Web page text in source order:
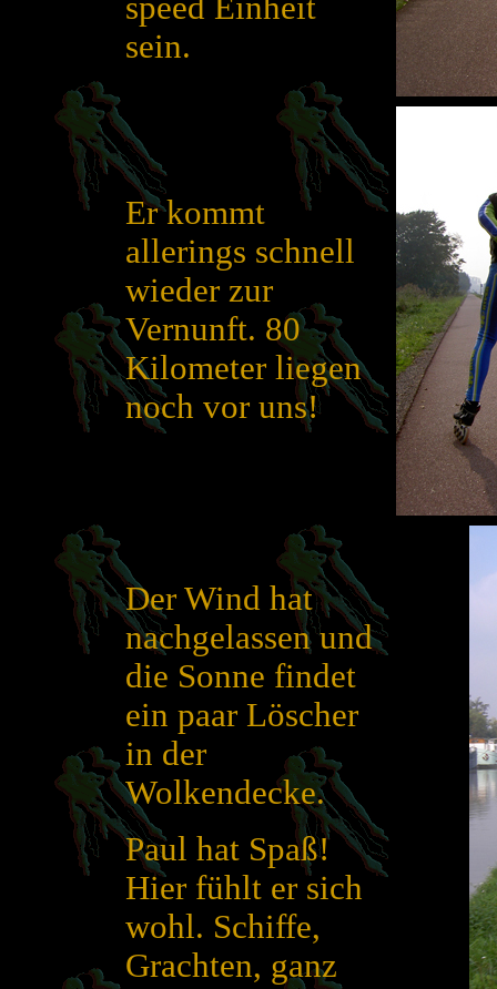
speed Einheit
sein.
Er kommt
allerings schnell
wieder zur
Vernunft. 80
Kilometer liegen
noch vor uns!
Der Wind hat
nachgelassen und
die Sonne findet
ein paar Löscher
in der
Wolkendecke.
Paul hat Spaß!
Hier fühlt er sich
wohl. Schiffe,
Grachten, ganz